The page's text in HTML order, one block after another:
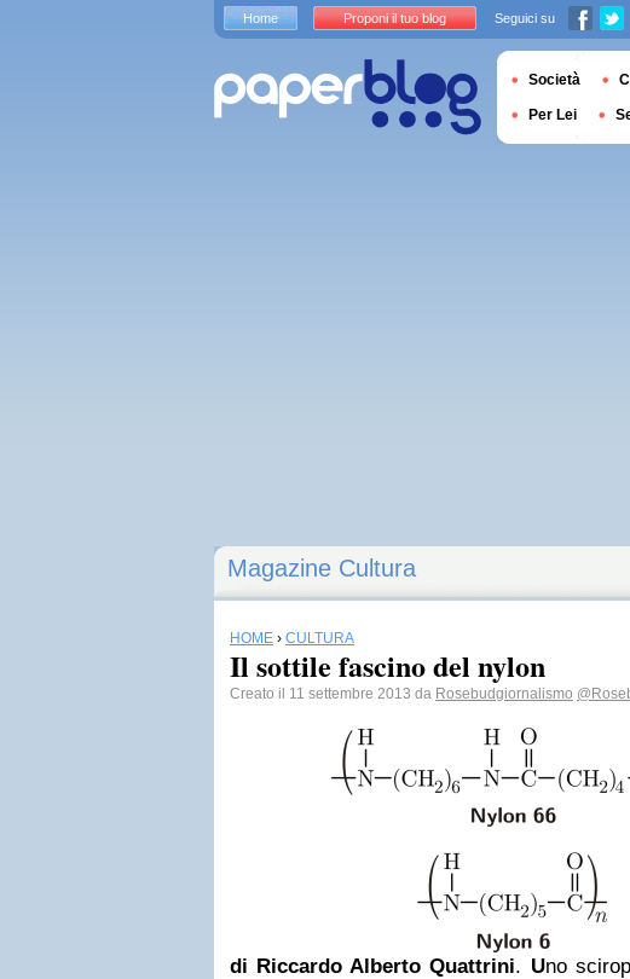
Magazine Cultura
HOME › CULTURA
Il sottile fascino del nylon
Creato il 11 settembre 2013 da Rosebudgiornalismo
di Riccardo Alberto Quattrini. Uno
Home Proponi il tuo blog Seguici su
Società
Per Lei